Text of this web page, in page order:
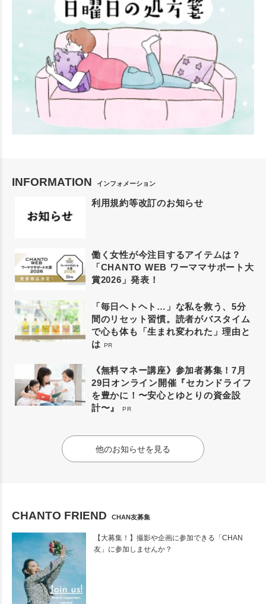
INFORMATION インフォメーション
利用規約等改訂のお知らせ
働く女性が今注目するアイテムは？
「CHANTO WEB ワーママサポート大
賞2026」発表！
「毎日ヘトヘト…」な私を救う、5分
間のリセット習慣。読者がバスタイム
で心も体も「生まれ変われた」理由と
は PR
《無料マネー講座》参加者募集！7月
29日オンライン開催『セカンドライフ
を豊かに！〜安心とゆとりの資金設
計〜』
PR
他のお知らせを見る
CHANTO FRIEND CHAN友募集
【大募集！】撮影や企画に参加できる「CHAN
友」に参加しませんか？